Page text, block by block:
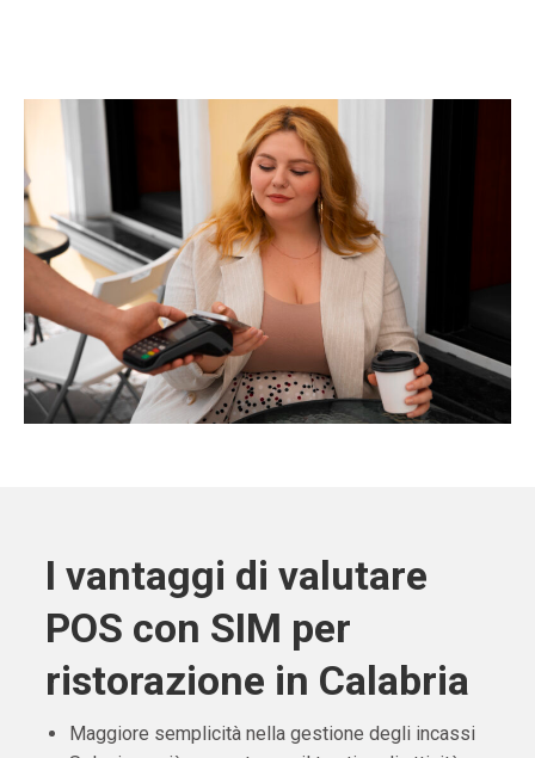
I vantaggi di valutare
POS con SIM per
ristorazione in Calabria
Maggiore semplicità nella gestione degli incassi